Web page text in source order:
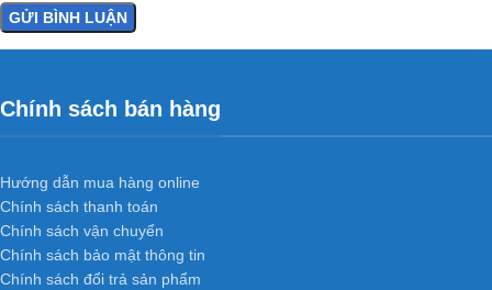
Chính sách bán hàng
Hướng dẫn mua hàng online
Chính sách thanh toán
Chính sách vận chuyển
Chính sách bảo mật thông tin
Chính sách đổi trả sản phẩm